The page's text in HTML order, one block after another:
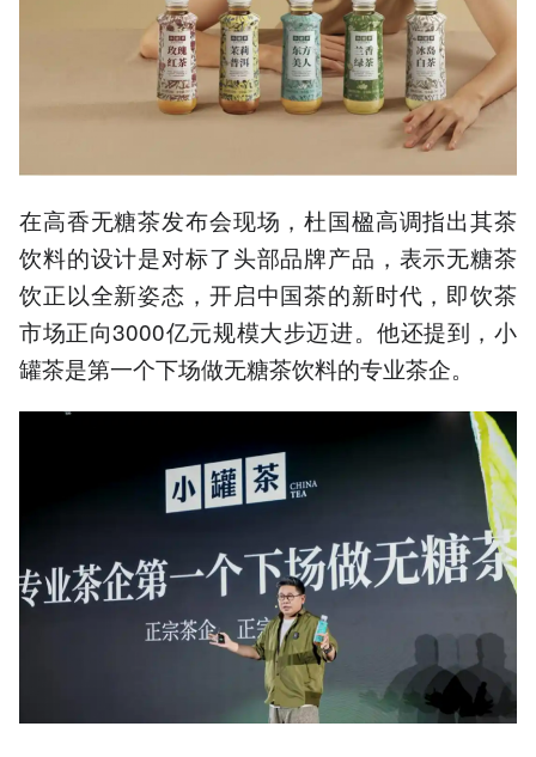
在高香无糖茶发布会现场，杜国楹高调指出其茶
饮料的设计是对标了头部品牌产品，表示无糖茶
饮正以全新姿态，开启中国茶的新时代，即饮茶
市场正向3000亿元规模大步迈进。他还提到，小
罐茶是第一个下场做无糖茶饮料的专业茶企。